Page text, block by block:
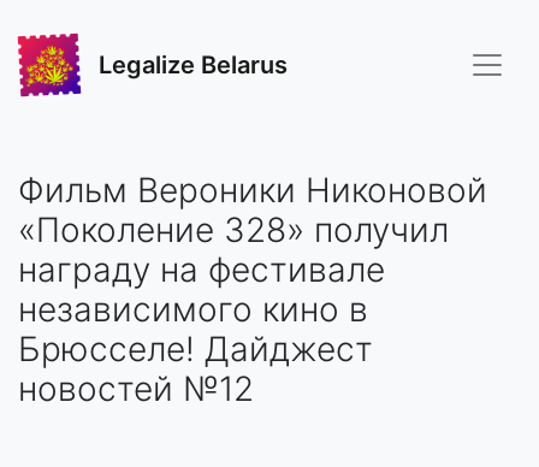
Legalize Belarus
Фильм Вероники Никоновой
«Поколение 328» получил
награду на фестивале
независимого кино в
Брюсселе! Дайджест
новостей №12